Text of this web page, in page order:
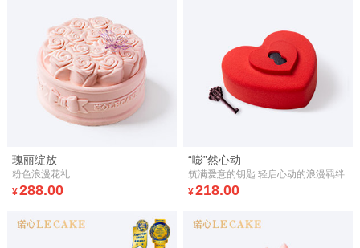
瑰丽绽放
粉色浪漫花礼
¥288.00
“嘭”然心动
筑满爱意的钥匙 轻启心动的浪漫羁绊
¥218.00